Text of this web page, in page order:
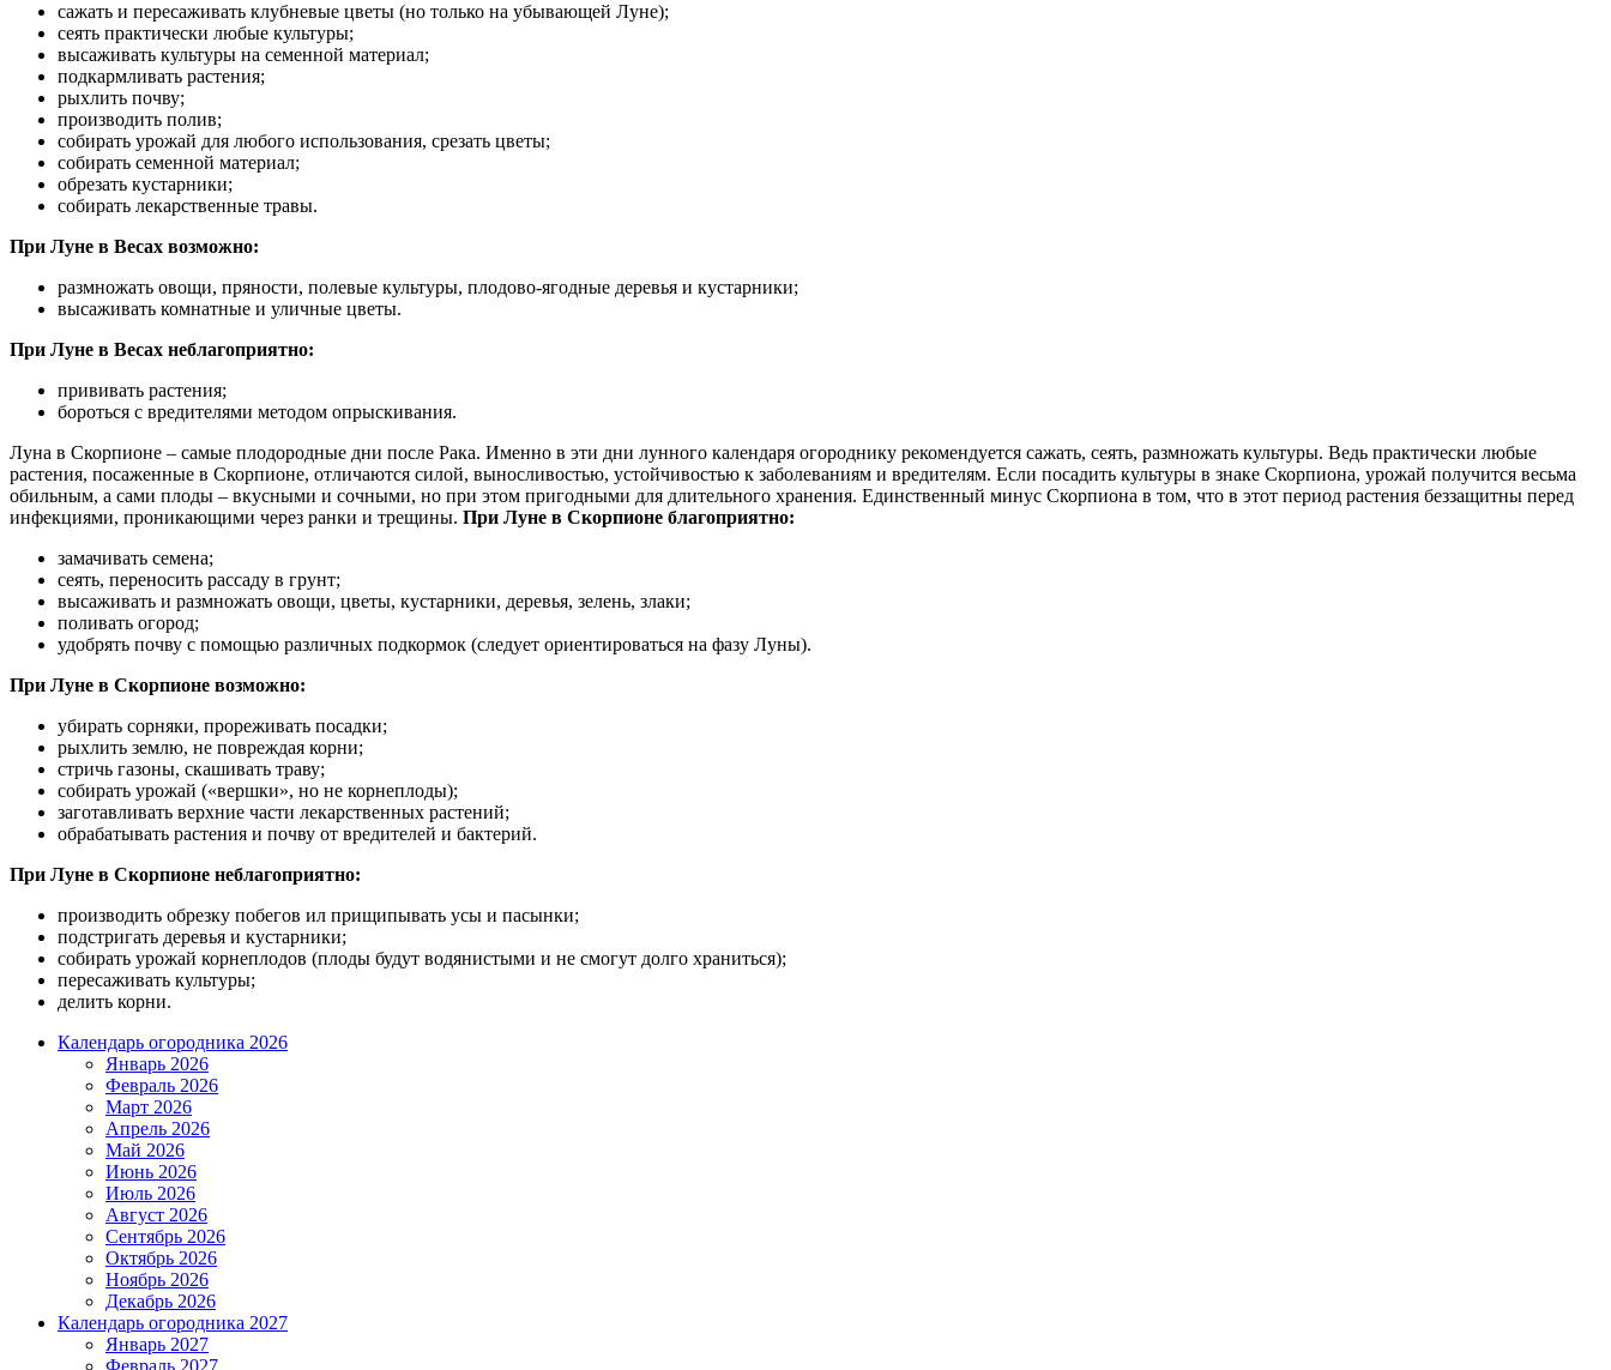
сажать и пересаживать клубневые цветы (но только на убывающей Луне);
сеять практически любые культуры;
высаживать культуры на семенной материал;
подкармливать растения;
рыхлить почву;
производить полив;
собирать урожай для любого использования, срезать цветы;
собирать семенной материал;
обрезать кустарники;
собирать лекарственные травы.
При Луне в Весах возможно:
размножать овощи, пряности, полевые культуры, плодово-ягодные деревья и кустарники;
высаживать комнатные и уличные цветы.
При Луне в Весах неблагоприятно:
прививать растения;
бороться с вредителями методом опрыскивания.
Луна в Скорпионе – самые плодородные дни после Рака. Именно в эти дни лунного календаря огороднику рекомендуется сажать, сеять, размножать культуры. Ведь практически любые
растения, посаженные в Скорпионе, отличаются силой, выносливостью, устойчивостью к заболеваниям и вредителям. Если посадить культуры в знаке Скорпиона, урожай получится весьма
обильным, а сами плоды – вкусными и сочными, но при этом пригодными для длительного хранения. Единственный минус Скорпиона в том, что в этот период растения беззащитны перед
инфекциями, проникающими через ранки и трещины. При Луне в Скорпионе благоприятно:
замачивать семена;
сеять, переносить рассаду в грунт;
высаживать и размножать овощи, цветы, кустарники, деревья, зелень, злаки;
поливать огород;
удобрять почву с помощью различных подкормок (следует ориентироваться на фазу Луны).
При Луне в Скорпионе возможно:
убирать сорняки, прореживать посадки;
рыхлить землю, не повреждая корни;
стричь газоны, скашивать траву;
собирать урожай («вершки», но не корнеплоды);
заготавливать верхние части лекарственных растений;
обрабатывать растения и почву от вредителей и бактерий.
При Луне в Скорпионе неблагоприятно:
производить обрезку побегов ил прищипывать усы и пасынки;
подстригать деревья и кустарники;
собирать урожай корнеплодов (плоды будут водянистыми и не смогут долго храниться);
пересаживать культуры;
делить корни.
Календарь огородника 2026
Январь 2026
Февраль 2026
Март 2026
Апрель 2026
Май 2026
Июнь 2026
Июль 2026
Август 2026
Сентябрь 2026
Октябрь 2026
Ноябрь 2026
Декабрь 2026
Календарь огородника 2027
Январь 2027
Февраль 2027